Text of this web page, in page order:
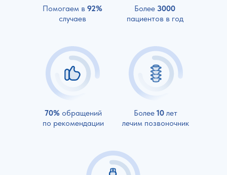
Помогаем в 92%
случаев
Более 3000
пациентов в год
70%обращений
по рекомендации
Более 10 лет
лечим позвоночник